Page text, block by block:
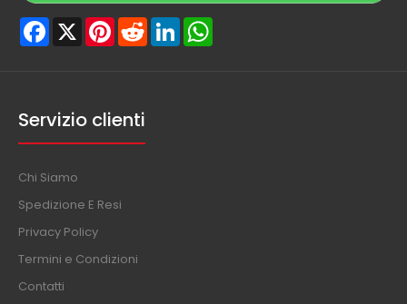
Facebook
X PinterestRedditLinkedIn
Servizio clienti
Chi Siamo
Spedizione E Resi
Privacy Policy
Termini e Condizioni
Contatti